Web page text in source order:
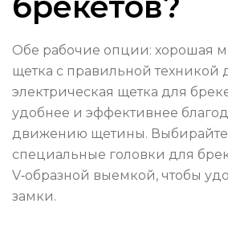
Обе рабочие опции: хорошая
щетка с правильной техникой
электрическая щетка для
удобнее и эффективнее
движению щетины. Выбирайте
специальные головки для
V‑образной выемкой, чтобы
замки.